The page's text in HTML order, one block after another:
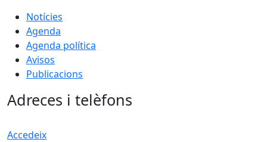
Notícies
Agenda
Agenda política
Avisos
Publicacions
Adreces i telèfons
Accedeix